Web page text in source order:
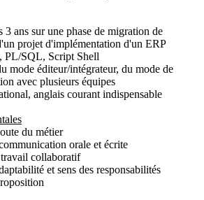
ans sur une phase de migration de
projet d'implémentation d'un ERP
PL/SQL, Script Shell
mode éditeur/intégrateur, du mode de
avec plusieurs équipes
anglais courant indispensable
du métier
orale et écrite
collaboratif
et sens des responsabilités